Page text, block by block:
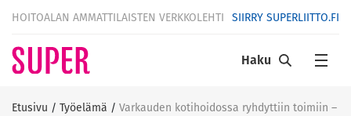
HOITOALAN AMMATTILAISTEN VERKKOLEHTI SIIRRY SUPERLIITTO.FI
Haku
Etusivu / Työelämä / Varkauden kotihoidossa ryhdyttiin toimiin –